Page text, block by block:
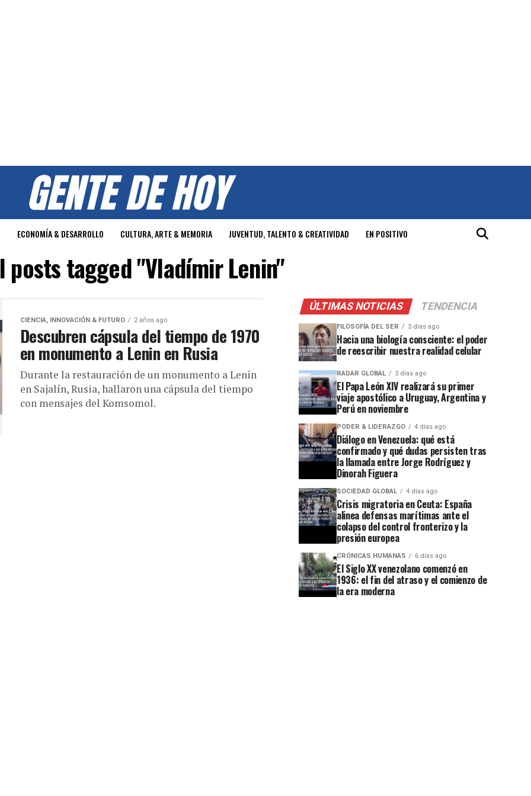
ECONOMÍA & DESARROLLO CULTURA, ARTE & MEMORIA JUVENTUD, TALENTO & CREATIVIDAD EN POSITIVO
posts tagged "Vladímir Lenin"
CIENCIA, INNOVACIÓN & FUTURO 2 años ago
Descubren cápsula del tiempo de 1970
en monumento a Lenin en Rusia
Durante la restauración de un monumento a Lenin
en Sajalín, Rusia, hallaron una cápsula del tiempo
con mensajes del Komsomol.
ÚLTIMAS NOTICIAS TENDENCIA
FILOSOFÍA DEL SER 3 días ago
Hacia una biología consciente: el poder
de reescribir nuestra realidad celular
RADAR GLOBAL 3 días ago
El Papa León XIV realizará su primer
viaje apostólico a Uruguay, Argentina y
Perú en noviembre
PODER & LIDERAZGO 4 días ago
Diálogo en Venezuela: qué está
confirmado y qué dudas persisten tras
la llamada entre Jorge Rodríguez y
Dinorah Figuera
SOCIEDAD GLOBAL 4 días ago
Crisis migratoria en Ceuta: España
alinea defensas marítimas ante el
colapso del control fronterizo y la
presión europea
CRÓNICAS HUMANAS 6 días ago
El Siglo XX venezolano comenzó en
1936: el fin del atraso y el comienzo de
la era moderna